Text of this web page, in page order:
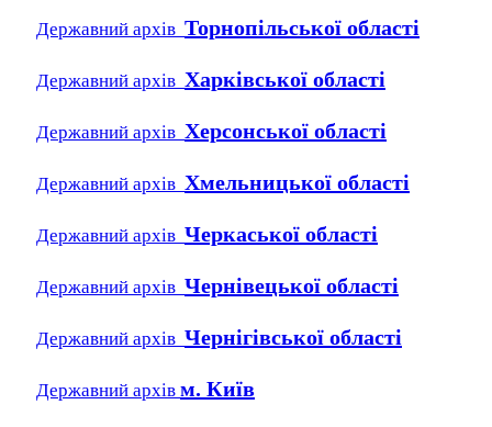
Державний архів Торнопільської області
Державний архів Харківської області
Державний архів Херсонської області
Державний архів Хмельницької області
Державний архів Черкаської області
Державний архів Чернівецької області
Державний архів Чернігівської області
Державний архів м. Київ